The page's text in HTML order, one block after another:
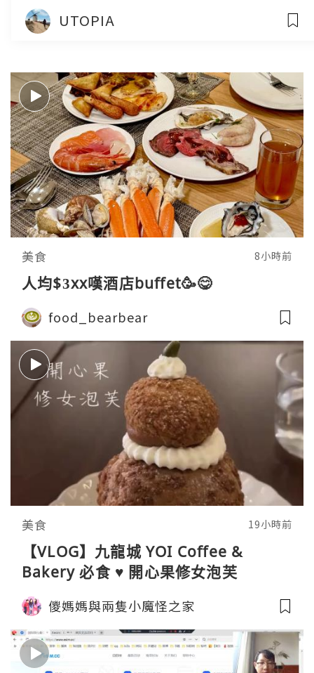
UTOPIA
美食 8小時前
人均$3xx嘆酒店buffet🥳😋
food_bearbear
美食 19小時前
【VLOG】九龍城 YOI Coffee &
Bakery 必食 ♥ 開心果修女泡芙
儍媽媽與兩隻小魔怪之家